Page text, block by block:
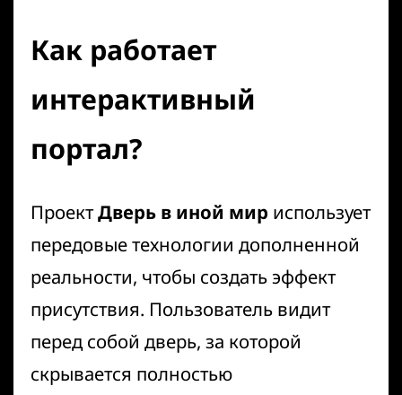
Как работает
интерактивный
портал?
ПроектДверь в иной мир использует
передовые технологии дополненной
реальности, чтобы создать эффект
присутствия. Пользователь видит
перед собой дверь, за которой
скрывается полностью